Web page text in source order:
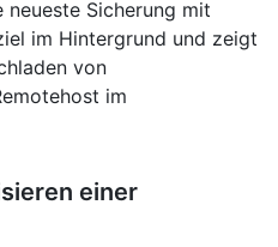
neueste Sicherung mit
im Hintergrund und zeigt
von
im
einer